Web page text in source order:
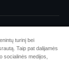
turinį bei
Taip pat dalijamės
socialinės medijos,